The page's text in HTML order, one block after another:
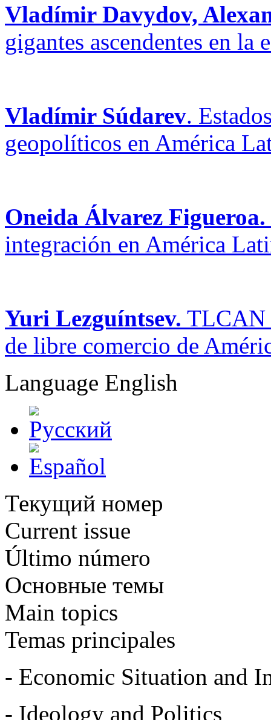
Vladímir Davydov,
gigantes ascendentes en
Vladímir Súdarev.
geopolíticos en América
Oneida Álvarez Figueroa.
integración en América
Yuri Lezguíntsev. TLCAN
de libre comercio de
Language English
Текущий номер
Current issue
Último número
Основные темы
Main topics
Temas principales
- Economic Situation and
- Ideology and Politics